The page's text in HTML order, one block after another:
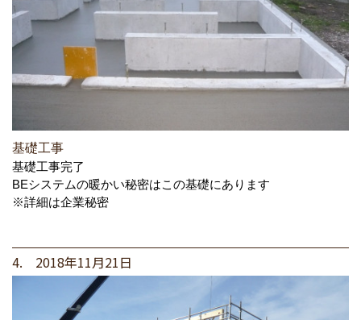
基礎工事
基礎工事完了
BEシステムの暖かい秘密はこの基礎にあります
※詳細は企業秘密
4. 2018年11月21日